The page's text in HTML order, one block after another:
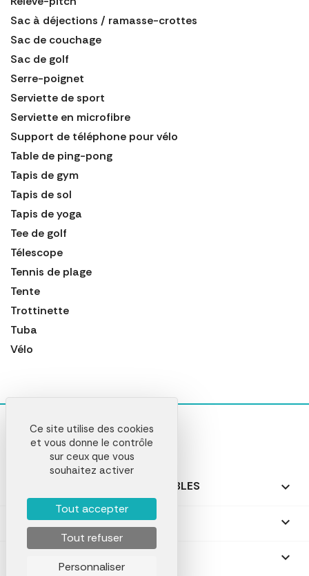
Sac à déjections / ramasse-crottes
Sac de couchage
Sac de golf
Serre-poignet
Serviette de sport
Serviette en microfibre
Support de téléphone pour vélo
Table de ping-pong
Tapis de gym
Tapis de sol
Tapis de yoga
Tee de golf
Télescope
Tennis de plage
Tente
Trottinette
Tuba
Vélo
NOS PRODUITS PERSONNALISABLES 
NOS CADEAUX PERSONNALISÉS 

Ce site utilise des cookies
et vous donne le contrôle
sur ceux que vous
souhaitez activer
Tout accepter
Tout refuser
Personnaliser